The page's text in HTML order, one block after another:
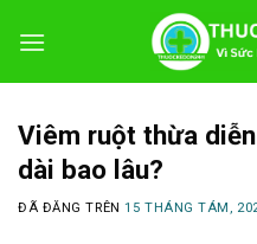
đến
Viêm ruột thừa
dài bao lâu?
ĐÃ ĐĂNG TRÊN15 THÁNG TÁM,